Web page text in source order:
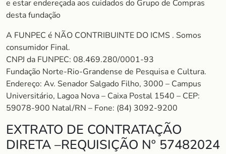
e estar endereçada aos cuidados do Grupo de Compras
desta fundação
A FUNPEC é NÃO CONTRIBUINTE DO ICMS . Somos
consumidor Final.
CNPJ da FUNPEC: 08.469.280/0001-93
Fundação Norte-Rio-Grandense de Pesquisa e Cultura.
Endereço: Av. Senador Salgado Filho, 3000 – Campus
Universitário, Lagoa Nova – Caixa Postal 1540 – CEP:
59078-900 Natal/RN – Fone: (84) 3092-9200
EXTRATO DE CONTRATAÇÃO
DIRETA –REQUISIÇÃO Nº 57482024